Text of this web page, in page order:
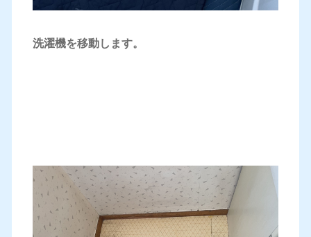
洗濯機を移動します。